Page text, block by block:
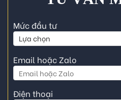
Mức đầu tư
Email hoặc Zalo
Điện thoại